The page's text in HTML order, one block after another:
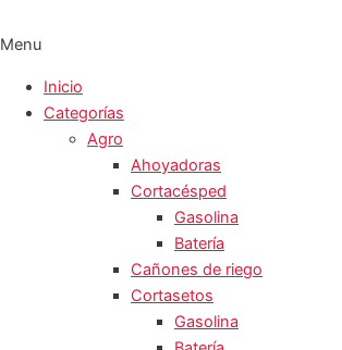
Menu
Inicio
Categorías
Agro
Ahoyadoras
Cortacésped
Gasolina
Batería
Cañones de riego
Cortasetos
Gasolina